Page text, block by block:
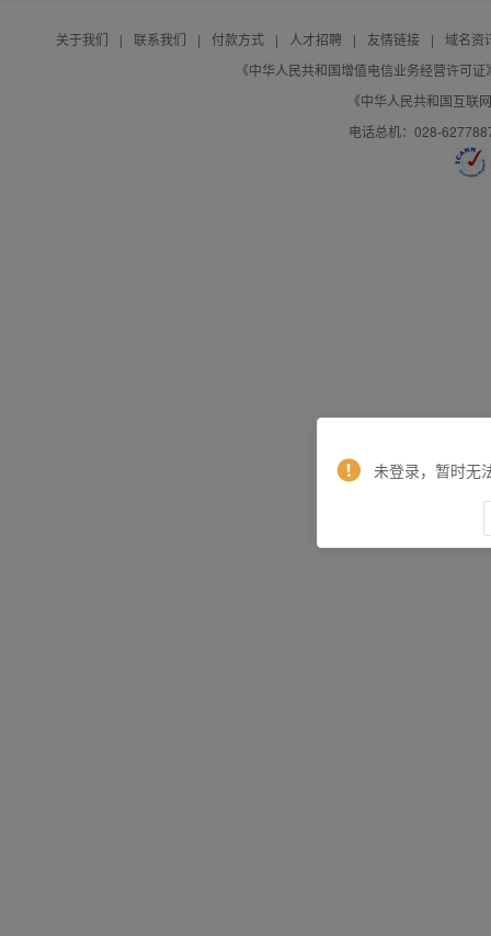
关于我们 | 联系我们 | 付款方式 | 人才招聘 | 友情链接 |
域名资
《中华人民共和国增值电信业务经营许可
《中华人民共和国互联
电话总机：028-
未登录，暂时无